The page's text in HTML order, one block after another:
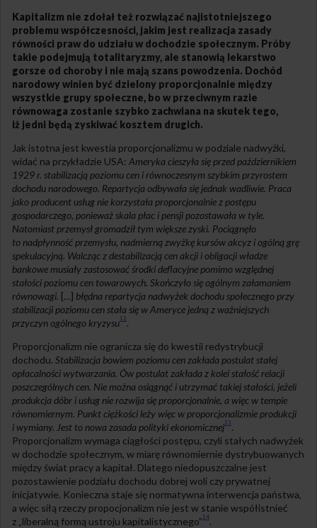
Kapitalizm nie zdołał też rozwiązać najistotniejszego
problemu współczesności, jakim jest realizacja zasady
równości praw do udziału w dochodzie społecznym. Próby
takie podejmują totalitaryzmy, ale stanowią lekarstwo
gorsze od choroby i nie mają szans powodzenia. Dochód
narodowy winien być dzielony proporcjonalnie między
wszystkie grupy społeczne, bo w przeciwnym razie
równowaga zostanie szybko zachwiana na skutek tego,
iż jedni będą zyskiwać kosztem drugich.
Jak istotna jest kwestia proporcjonalizmu w podziale nadwyżki,
widać na przykładzie USA: Ameryka cieszyła się przed październikiem
1929 r. stabilizacją poziomu cen i równoczesnym szybkim przyrostem
dochodu narodowego. Repartycja odbywała się jednak wadliwie. Praca
jako producent usług nie korzystała proporcjonalnie z postępu
gospodarczego, ponieważ skala płac i pensji pozostawała w tyle.
Natomiast przemysł gromadził tym większe zyski. Pociągnęło
to nadpłynność przemysłu, nadmierną zwyżkę kursów akcyz i ogólną grę
spekulacyjną. Walcząc z destabilizacją cen akcji i obligacji władze
bankowe musiały zastosować środki deflacyjne pomimo względnej
stałości poziomu cen towarowych. Skończyło się ogólnym załamaniem
równowagi. […] błędna repartycja nadwyżek dochodu społecznego przy
stabilizacji poziomucen stała się w Ameryce jedną z ważniejszych
przyczyn ogólnego kryzysu12 .
Proporcjonalizm nie ogranicza się do kwestii redystrybucji
dochodu. Stabilizacja bowiem poziomu cen zakłada postulat stałej
opłacalności wytwarzania. Ów postulat zakłada z kolei stałość relacji
poszczególnych cen. Nie można osiągnąć i utrzymać takiej stałości, jeżeli
produkcja dóbr i usług nie rozwija się proporcjonalnie, a więc w tempie
równomiernym. Punkt ciężkości leży więc w proporcjonalizmie produkcji
i wymiany. Jest to nowa zasada polityki ekonomicznej13 .
Proporcjonalizm wymaga ciągłości postępu, czyli stałych nadwyżek
w dochodzie społecznym, w miarę równomiernie dystrybuowanych
między świat pracy a kapitał. Dlatego niedopuszczalne jest
pozostawienie podziału dochodu dobrej woli czy prywatnej
inicjatywie. Konieczna staje się normatywna interwencja państwa,
a więc siłą rzeczy propocjonalizm nie jest w stanie współistnieć
z „liberalną formą ustroju kapitalistycznego” 14 .